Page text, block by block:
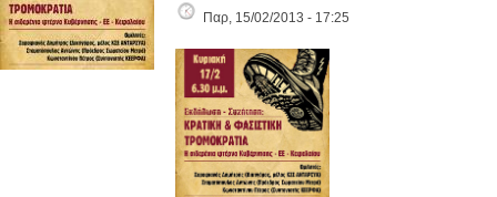
Παρ, 15/02/2013 - 17:25